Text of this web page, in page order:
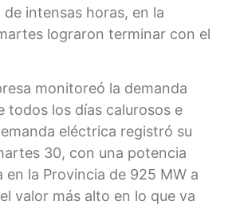
intensas horas, en la
lograron terminar con el
monitoreó la demanda
todos los días calurosos e
eléctrica registró su
30, con una potencia
en la Provincia de 925 MW a
valor más alto en lo que va